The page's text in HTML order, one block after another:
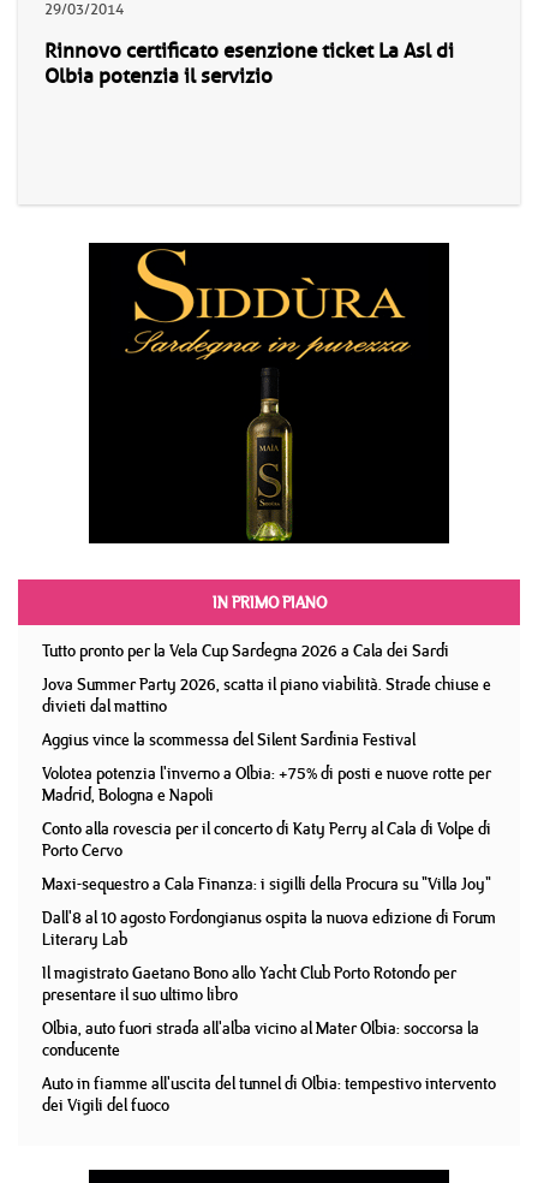
29/03/2014
Rinnovo certificato esenzione ticket La Asl di
Olbia potenzia il servizio
IN PRIMO PIANO
Tutto pronto per la Vela Cup Sardegna 2026 a Cala dei Sardi
Jova Summer Party 2026, scatta il piano viabilità. Strade chiuse e
divieti dal mattino
Aggius vince la scommessa del Silent Sardinia Festival
Volotea potenzia l'inverno a Olbia: +75% di posti e nuove rotte per
Madrid, Bologna e Napoli
Conto alla rovescia per il concerto di Katy Perry al Cala di Volpe di
Porto Cervo
Maxi-sequestro a Cala Finanza: i sigilli della Procura su "Villa Joy"
Dall'8 al 10 agosto Fordongianus ospita la nuova edizione di Forum
Literary Lab
Il magistrato Gaetano Bono allo Yacht Club Porto Rotondo per
presentare il suo ultimo libro
Olbia, auto fuori strada all'alba vicino al Mater Olbia: soccorsa la
conducente
Auto in fiamme all'uscita del tunnel di Olbia: tempestivo intervento
dei Vigili del fuoco